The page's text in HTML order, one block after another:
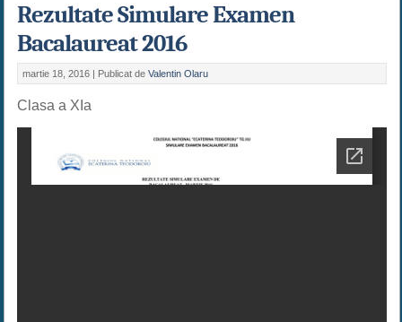
Rezultate Simulare Examen
Bacalaureat 2016
martie 18, 2016 | Publicat de Valentin Olaru
Clasa a XIa